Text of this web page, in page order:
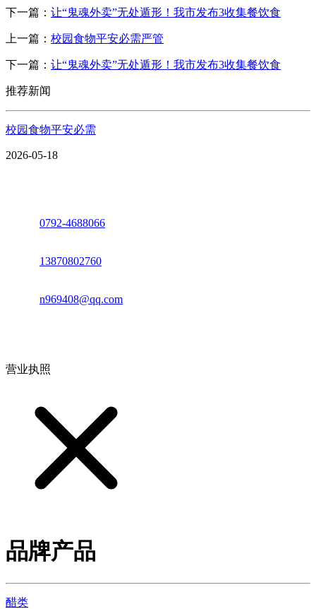
下一篇： 让“鬼魂外卖”无处遁形！我市发布3收集餐饮食
上一篇： 校园食物平安必需严管
下一篇： 让“鬼魂外卖”无处遁形！我市发布3收集餐饮食
推荐新闻
校园食物平安必需
2026-05-18
0792-4688066
13870802760
n969408@qq.com
营业执照
品牌产品
醋类